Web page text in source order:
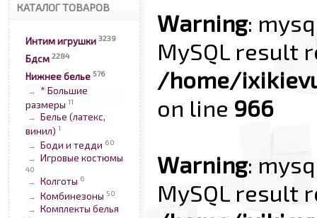
КАТАЛОГ ТОВАРОВ
Интим игрушки 3239
Бдсм 2284
Нижнее белье 576
→
* Большие
размеры 11
→ Белье (латекс,
винил) 1
→ Боди и тедди 60
→ Игровые костюмы
40
→ Колготы 6
→ Комбинезоны 50
→ Комплекты белья
Warning:
MySQL result
/home/
on line 966
Warning:
MySQL result